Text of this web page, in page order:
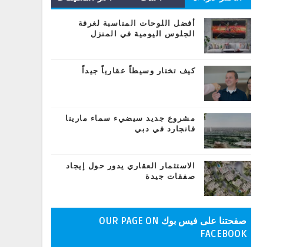
أفضل اللوحات المناسبة لغرفة
الجلوس اليومية في المنزل
كيف تختار وسيطاً عقارياً جيداً
مشروع جديد سيضيء سماء مارينا
فانجارد في دبي
الاستثمار العقاري يدور حول إيجاد
صفقات جيدة
صفحتنا على فيس بوك OUR PAGE ON
FACEBOOK